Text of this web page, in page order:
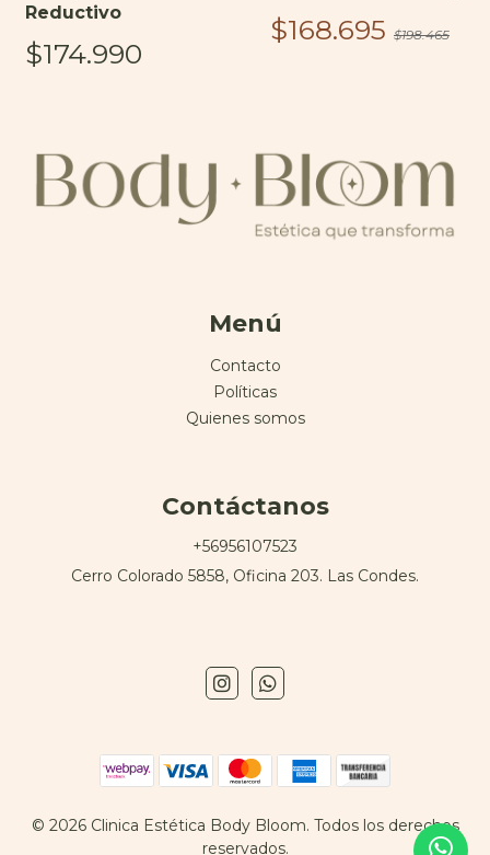
Reductivo
$174.990
$168.695 $198.465
Menú
Contacto
Políticas
Quienes somos
Contáctanos
+56956107523
Cerro Colorado 5858, Oficina 203. Las Condes.
© 2026 Clinica Estética Body Bloom. Todos los derechos
reservados.